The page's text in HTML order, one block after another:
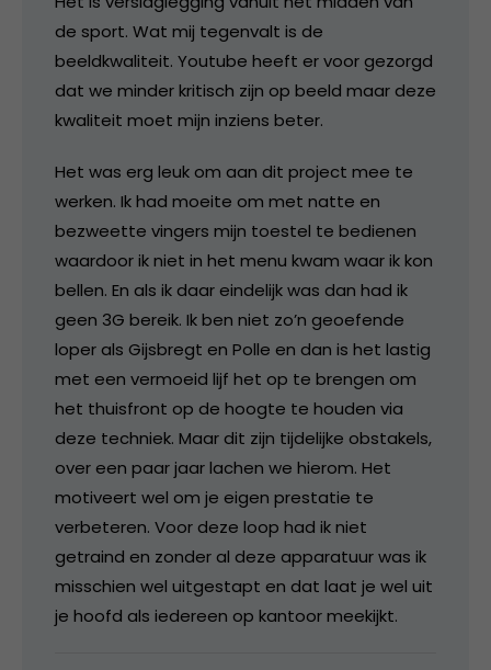
de sport. Wat mij tegenvalt is de
beeldkwaliteit. Youtube heeft er voor gezorgd
dat we minder kritisch zijn op beeld maar deze
kwaliteit moet mijn inziens beter.
Het was erg leuk om aan dit project mee te
werken. Ik had moeite om met natte en
bezweette vingers mijn toestel te bedienen
waardoor ik niet in het menu kwam waar ik kon
bellen. En als ik daar eindelijk was dan had ik
geen 3G bereik. Ik ben niet zo’n geoefende
loper als Gijsbregt en Polle en dan is het lastig
met een vermoeid lijf het op te brengen om
het thuisfront op de hoogte te houden via
deze techniek. Maar dit zijn tijdelijke obstakels,
over een paar jaar lachen we hierom. Het
motiveert wel om je eigen prestatie te
verbeteren. Voor deze loop had ik niet
getraind en zonder al deze apparatuur was ik
misschien wel uitgestapt en dat laat je wel uit
je hoofd als iedereen op kantoor meekijkt.